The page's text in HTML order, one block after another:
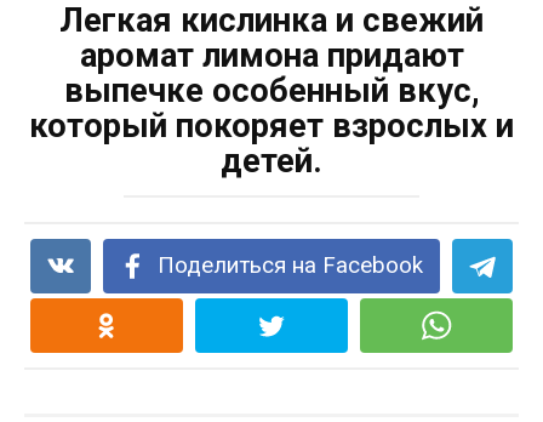
Легкая кислинка и свежий
аромат лимона придают
выпечке особенный вкус,
который покоряет взрослых и
детей.
Поделиться на Facebook